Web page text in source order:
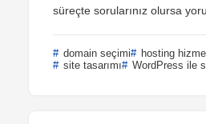
süreçte sorularınız olursa
domain seçimi hosting
site tasarımı
WordPress ile